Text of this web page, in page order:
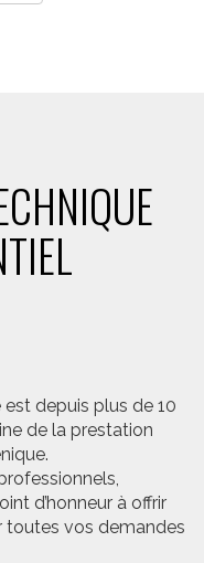
depuis plus de 10
de la prestation
d’honneur à offrir
toutes vos demandes